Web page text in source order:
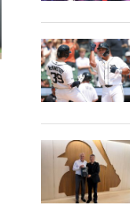
棒球智庫／大巨蛋蔣
發 運彩開單場